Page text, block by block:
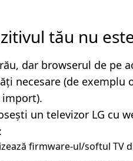
tău nu
dar browserul de pe
necesare (de exemplu
un televizor LG cu
firmware-ul/softul TV